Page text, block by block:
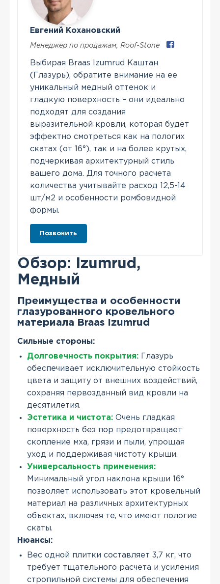
Евгений Кохановский
Менеджер по продажам, Roof-Stone
Выбирая Braas Izumrud Каштан
(Глазурь), обратите внимание на ее
уникальный медный оттенок и
гладкую поверхность – они идеально
подходят для создания
выразительной кровли, которая будет
эффектно смотреться как на пологих
скатах (от 16°), так и на более крутых,
подчеркивая архитектурный стиль
вашего дома. Для точного расчета
количества учитывайте расход 12,5-14
шт/м2 и особенности ромбовидной
формы.
Позвонить
Обзор: Izumrud,
Медный
Преимущества и особенности
глазурованного кровельного
материала Braas Izumrud
Сильные стороны:
Долговечность покрытия: Глазурь
обеспечивает исключительную стойкость
цвета и защиту от внешних воздействий,
сохраняя первозданный вид кровли на
десятилетия.
Эстетика и чистота: Очень гладкая
поверхность без пор предотвращает
скопление мха, грязи и пыли, упрощая
уход и поддерживая чистоту крыши.
Универсальность применения:
Минимальный угол наклона крыши 16°
позволяет использовать этот кровельный
материал на различных архитектурных
объектах, включая те, что имеют пологие
скаты.
Нюансы:
Вес одной плитки составляет 3,7 кг, что
требует тщательного расчета и усиления
стропильной системы для обеспечения